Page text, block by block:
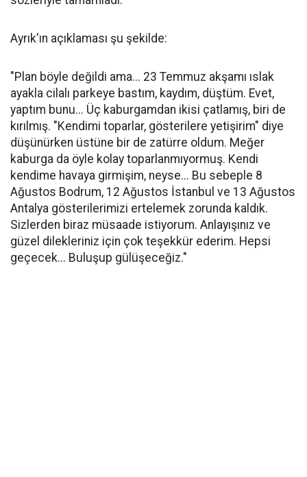
Ayrık'ın açıklaması şu şekilde:
"Plan böyle değildi ama... 23 Temmuz akşamı ıslak
ayakla cilalı parkeye bastım, kaydım, düştüm. Evet,
yaptım bunu... Üç kaburgamdan ikisi çatlamış, biri de
kırılmış. "Kendimi toparlar, gösterilere yetişirim" diye
düşünürken üstüne bir de zatürre oldum. Meğer
kaburga da öyle kolay toparlanmıyormuş. Kendi
kendime havaya girmişim, neyse... Bu sebeple 8
Ağustos Bodrum, 12 Ağustos İstanbul ve 13 Ağustos
Antalya gösterilerimizi ertelemek zorunda kaldık.
Sizlerden biraz müsaade istiyorum. Anlayışınız ve
güzel dilekleriniz için çok teşekkür ederim. Hepsi
geçecek... Buluşup gülüşeceğiz."